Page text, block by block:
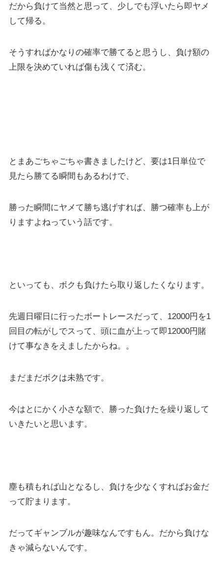
だから負けて当然と思って、少しでも浮いたら即ヤメ
して帰る。
そうすればかなりの確率で勝てると思うし、負け額の
上限を決めていれば傷も浅くて済む。
とまあごちゃごちゃ書きましたけど、要は1日単位で
見たら勝てる瞬間もあるわけで、
勝った瞬間にヤメて勝ち逃げすれば、勝つ確率も上が
りますよねっていう話です。
といっても、ボクも負けたら取り返したくなります。
先週日曜日に行ったボートレースだって、12000円を1
回目の転がしでスって、頭に血が上って即12000円賭
けて事なきをえましたからね。。
まだまだボクは未熟です。
今はとにかく小さな額で、勝った負けたを繰り返して
いきたいと思います。
塵も積もれば山となるし、負けを少なくすればお金だ
って貯まります。
だってギャンブルが趣味なんですもん。だから負けな
きゃ減らないんです。